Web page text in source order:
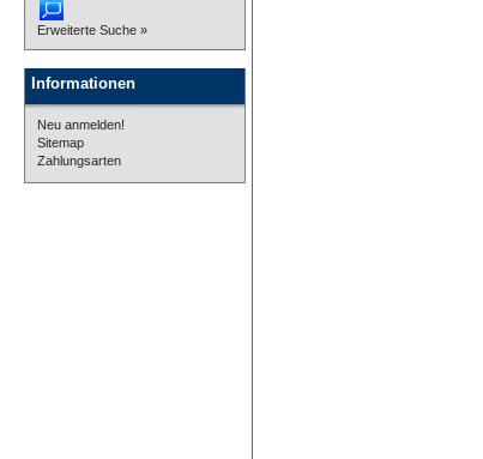
Erweiterte Suche »
Informationen
Neu anmelden!
Sitemap
Zahlungsarten